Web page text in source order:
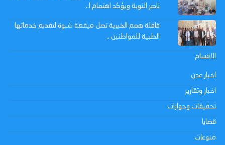
ناصر النوبة ويؤكد اهتمام ا..
قافلة همم الخيرية تصل ميفعة شبوة لتقديم خدماتها
الطبية للمواطنين ..
الاقسام
اخبار عدن
اخبار وتقارير
تحقيقات وحوارات
قضايا
منوعات